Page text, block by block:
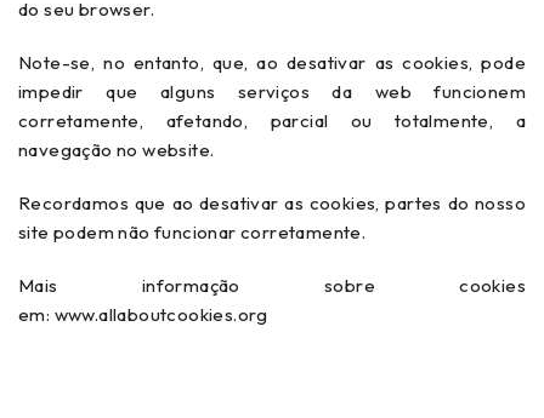
do seu browser.
Note-se, no entanto, que, ao desativar as cookies, pode
impedir que alguns serviços da web funcionem
corretamente, afetando, parcial ou totalmente, a
navegação no website.
Recordamos que ao desativar as cookies, partes do nosso
site podem não funcionar corretamente.
Mais informação sobre cookies
em: www.allaboutcookies.org